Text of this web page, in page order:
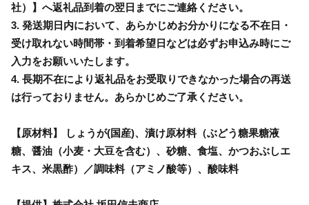
社）】へ返礼品到着の翌日までにご連絡ください。
3. 発送期日内において、あらかじめお分かりになる不在日・
受け取れない時間帯・到着希望日などは必ずお申込み時にご
入力をお願いいたします。
4. 長期不在により返礼品をお受取りできなかった場合の再送
は行っておりません。あらかじめご了承ください。
【原材料】 しょうが(国産)、漬け原材料（ぶどう糖果糖液
糖、醤油（小麦・大豆を含む）、砂糖、食塩、かつおぶしエ
キス、米黒酢）／調味料（アミノ酸等）、酸味料